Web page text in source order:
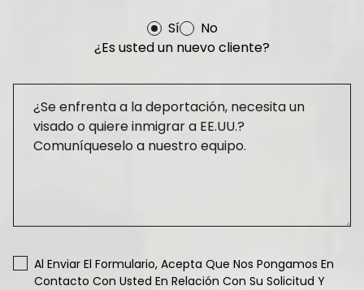
Sí
No
¿Es usted un nuevo cliente?
Al Enviar El Formulario, Acepta Que Nos Pongamos En
Contacto Con Usted En Relación Con Su Solicitud Y